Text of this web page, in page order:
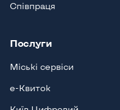
Співпраця
Послуги
Міські сервіси
е-Квиток